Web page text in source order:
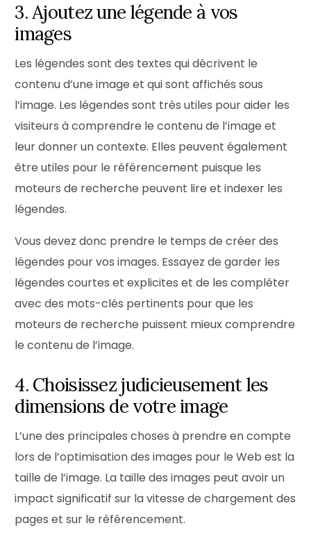
3. Ajoutez une légende à vos
images
Les légendes sont des textes qui décrivent le
contenu d’une image et qui sont affichés sous
l’image. Les légendes sont très utiles pour aider les
visiteurs à comprendre le contenu de l’image et
leur donner un contexte. Elles peuvent également
être utiles pour le référencement puisque les
moteurs de recherche peuvent lire et indexer les
légendes.
Vous devez donc prendre le temps de créer des
légendes pour vos images. Essayez de garder les
légendes courtes et explicites et de les compléter
avec des mots-clés pertinents pour que les
moteurs de recherche puissent mieux comprendre
le contenu de l’image.
4. Choisissez judicieusement les
dimensions de votre image
L’une des principales choses à prendre en compte
lors de l’optimisation des images pour le Web est la
taille de l’image. La taille des images peut avoir un
impact significatif sur la vitesse de chargement des
pages et sur le référencement.